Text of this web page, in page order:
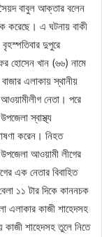
সৈয়দ বাবুল আক্তার বলেন
করেছে। এ ঘটনায় বাকী
দুপুরে
হোসেন খান (৬৬) নামে
এলাকায় স্থানীয়
নেতা। পরে
স্বাস্থ্য
করেন। নিহত
আওয়ামী লীগের
এক নেতার বিবাহিত
১১ টার দিকে কাননচক
এলাকার কাজী শাহেদসহ
শাহেদসহ তুলে নিতে